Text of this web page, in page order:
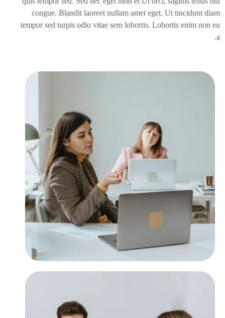
congue. Blandit laoreet nullam amet eget. Ut tincidunt diam
tempor sed turpis odio vitae sem lobortis. Lobortis enim non eu
a.